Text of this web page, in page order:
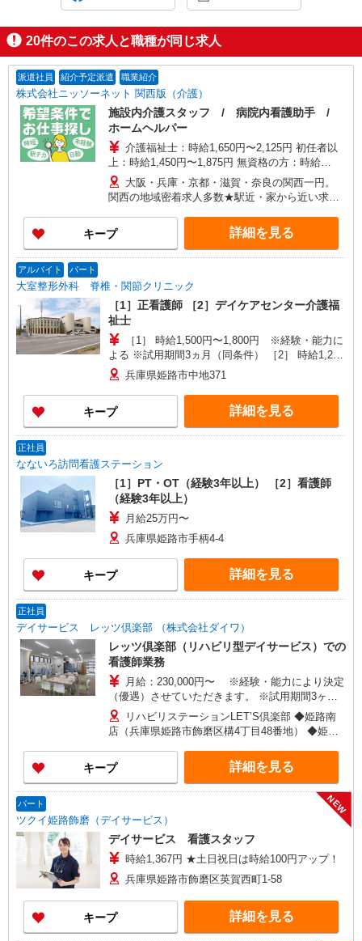
20件のこの求人と職種が同じ求人
派遣社員 紹介予定派遣 職業紹介
株式会社ニッソーネット 関西版（介護）
施設内介護スタッフ / 病院内看護助手 /
ホームヘルパー
介護福祉士：時給1,650円〜2,125円 初任者以
上：時給1,450円〜1,875円 無資格の方：時給
1,350円〜1,750円 ※給与幅は勤務先による +交通
費、諸手当（勤務先による） +0円で介護資格が取
れる （別途規定） ★給与日払い制度あり！
大阪・兵庫・京都・滋賀・奈良の関西一円。
関西の地域密着求人多数★駅近・家から近い求人
キープ 詳細を見る
アルバイト パート
大室整形外科 脊椎・関節クリニック
［1］正看護師 ［2］デイケアセンター介護福
祉士
［1］ 時給1,500円〜1,800円 ※経験・能力に
よる ※試用期間3ヵ月（同条件） ［2］ 時給1,200
円 ※試用期間3ヵ月（同条件）
兵庫県姫路市中地371
キープ 詳細を見る
正社員
なないろ訪問看護ステーション
［1］PT・OT（経験3年以上） ［2］看護師
（経験3年以上）
月給25万円〜
兵庫県姫路市手柄4-4
キープ 詳細を見る
正社員
デイサービス レッツ倶楽部 （株式会社ダイワ）
レッツ倶楽部（リハビリ型デイサービス）での
看護師業務
月給：230,000円〜 ※経験・能力により決定
（優遇）させていただきます。 ※試用期間3ヶ月
あり（同条件）
リハビリステーションLET’S倶楽部 ◆姫路南
店（兵庫県姫路市飾磨区構4丁目48番地） ◆姫路
し店（兵庫県姫路市網干区大江島94番3） ★車通
勤OK
キープ 詳細を見る
パート
ツクイ姫路飾磨（デイサービス）
NEW
デイサービス 看護スタッフ
時給1,367円 ★土日祝日は時給100円アップ！
兵庫県姫路市飾磨区英賀西町1-58
キープ 詳細を見る